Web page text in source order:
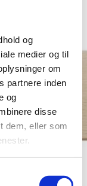
og
medier og til
om
partnere inden
og
disse
dem, eller som